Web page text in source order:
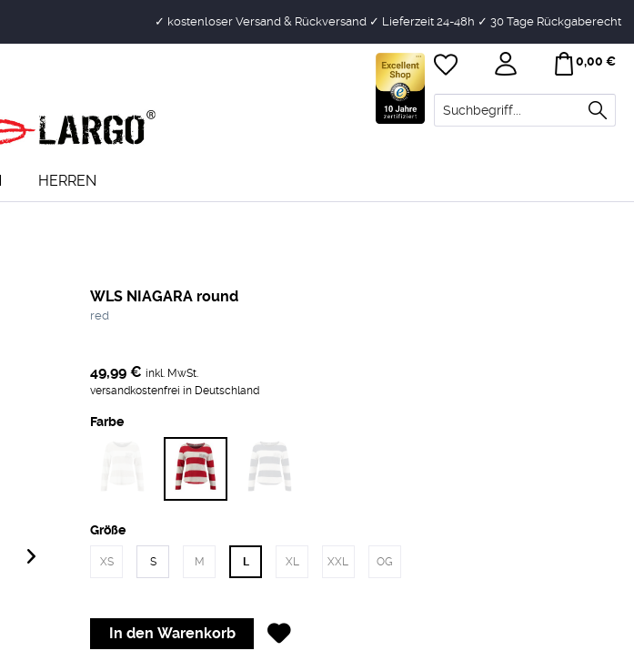
✓ kostenloser Versand & Rückversand ✓ Lieferzeit 24-48h ✓ 30 Tage Rückgaberecht
0,00 €
HERREN
WLS NIAGARA round
red
49,99 € inkl. MwSt.
versandkostenfrei in Deutschland
Farbe
Größe
XS S M L XL XXL OG
In den Warenkorb